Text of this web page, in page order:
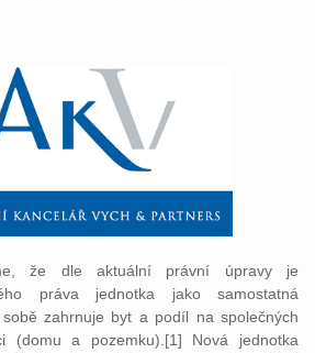
že dle aktuální právní úpravy je
práva jednotka jako samostatná
zahrnuje byt a podíl na společných
(domu a pozemku).[1] Nová jednotka